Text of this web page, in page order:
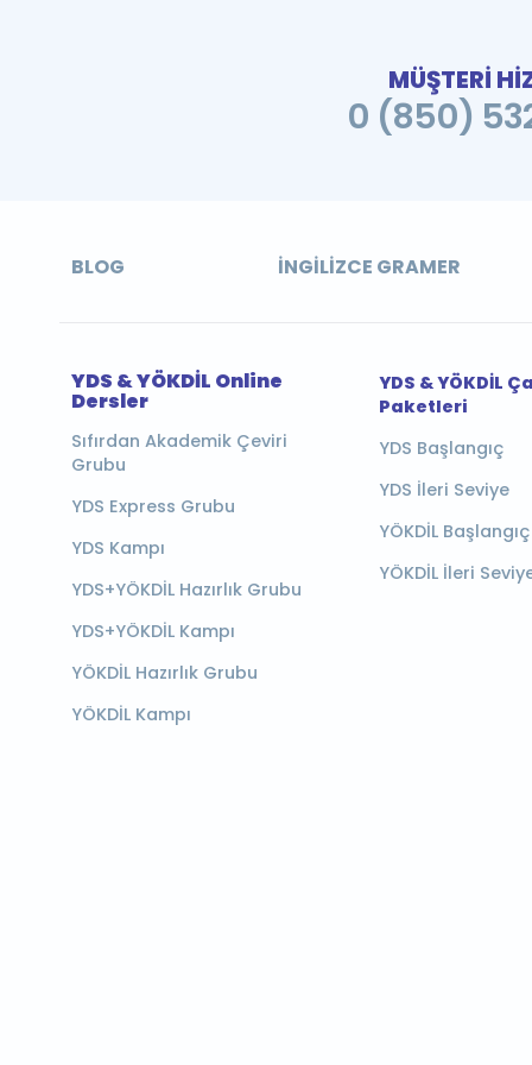
MÜŞTERİ
0 (850)
BLOG İNGILIZCE GRAMER
YDS & YÖKDİL Online
Dersler
Sıfırdan Akademik Çeviri
Grubu
YDS Express Grubu
YDS Kampı
YDS+YÖKDİL Hazırlık Grubu
YDS+YÖKDİL Kampı
YÖKDİL Hazırlık Grubu
YÖKDİL Kampı
YDS & YÖKDİL
Paketleri
YDS Başlangıç
YDS İleri Seviye
YÖKDİL Başlangıç
YÖKDİL İleri